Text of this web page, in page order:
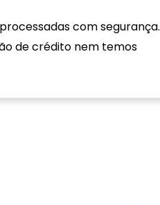
com segurança.
de crédito nem temos